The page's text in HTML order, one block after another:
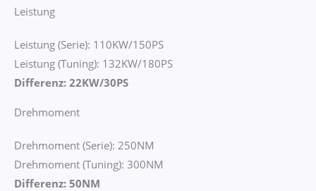
Leistung
Leistung (Serie): 110KW/150PS
Leistung (Tuning): 132KW/180PS
Differenz: 22KW/30PS
Drehmoment
Drehmoment (Serie): 250NM
Drehmoment (Tuning): 300NM
Differenz: 50NM